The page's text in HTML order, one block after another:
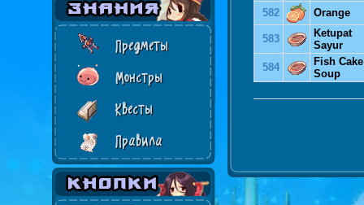
Предметы
Монстры
Квесты
Правила
582
Orange
583
Ketupat
Sayur
584
Fish Cake
Soup